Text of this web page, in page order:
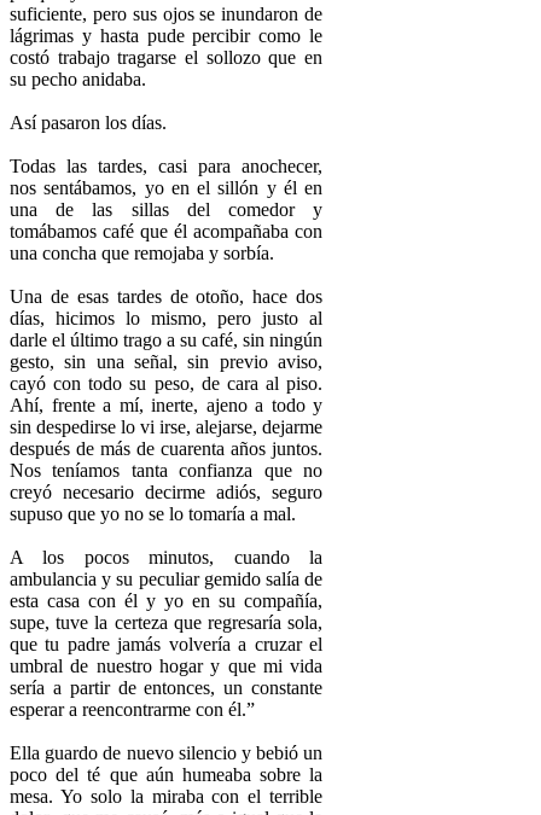
suficiente, pero sus ojos se inundaron de
lágrimas y hasta pude percibir como le
costó trabajo tragarse el sollozo que en
su pecho anidaba.
Así pasaron los días.
Todas las tardes, casi para anochecer,
nos sentábamos, yo en el sillón y él en
una de las sillas del comedor y
tomábamos café que él acompañaba con
una concha que remojaba y sorbía.
Una de esas tardes de otoño, hace dos
días, hicimos lo mismo, pero justo al
darle el último trago a su café, sin ningún
gesto, sin una señal, sin previo aviso,
cayó con todo su peso, de cara al piso.
Ahí, frente a mí, inerte, ajeno a todo y
sin despedirse lo vi irse, alejarse, dejarme
después de más de cuarenta años juntos.
Nos teníamos tanta confianza que no
creyó necesario decirme adiós, seguro
supuso que yo no se lo tomaría a mal.
A los pocos minutos, cuando la
ambulancia y su peculiar gemido salía de
esta casa con él y yo en su compañía,
supe, tuve la certeza que regresaría sola,
que tu padre jamás volvería a cruzar el
umbral de nuestro hogar y que mi vida
sería a partir de entonces, un constante
esperar a reencontrarme con él.”
Ella guardo de nuevo silencio y bebió un
poco del té que aún humeaba sobre la
mesa. Yo solo la miraba con el terrible